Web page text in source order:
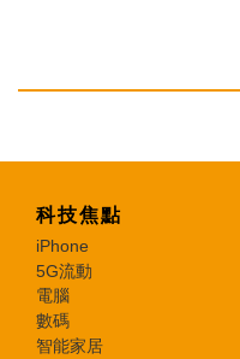
科技焦點
iPhone
5G流動
電腦
數碼
智能家居